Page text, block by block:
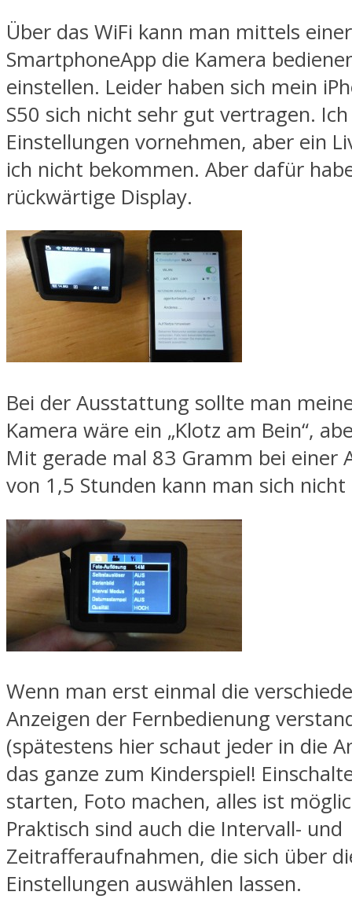
Über das WiFi kann man mittels einer
SmartphoneApp die Kamera
einstellen. Leider haben sich mein
S50 sich nicht sehr gut vertragen.
Einstellungen vornehmen, aber ein
ich nicht bekommen. Aber dafür
rückwärtige Display.
Bei der Ausstattung sollte man
Kamera wäre ein „Klotz am Bein“,
Mit gerade mal 83 Gramm bei einer
von 1,5 Stunden kann man sich
Wenn man erst einmal die
Anzeigen der Fernbedienung
(spätestens hier schaut jeder in die
das ganze zum Kinderspiel!
starten, Foto machen, alles ist
Praktisch sind auch die Intervall- und
Zeitrafferaufnahmen, die sich über
Einstellungen auswählen lassen.